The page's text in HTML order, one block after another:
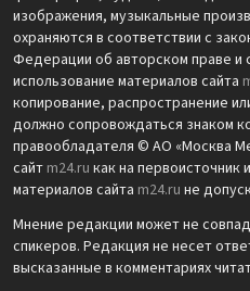
изображения, музыкальные
охраняются в соответствии с
Федерации об авторском праве и
использование материалов сайта
копирование, распространение
должно сопровождаться знаком
правообладателя © АО «Москва
сайт m24.ru как на
материалов сайта m24.ru не
Мнение редакции может не
спикеров. Редакция не несет
высказанные в комментариях